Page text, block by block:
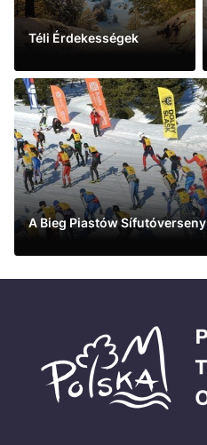
Téli Érdekességek
See more
A Bieg Piastów Sífutóverseny
See more